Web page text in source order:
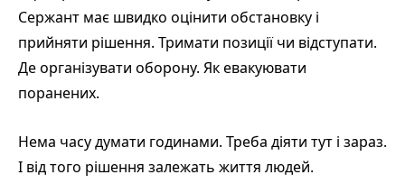
Сержант має швидко оцінити обстановку і
прийняти рішення. Тримати позиції чи відступати.
Де організувати оборону. Як евакуювати
поранених.
Нема часу думати годинами. Треба діяти тут і зараз.
І від того рішення залежать життя людей.